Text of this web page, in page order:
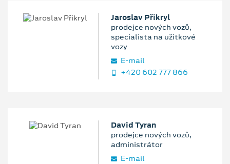
Jaroslav Přikryl
prodejce nových vozů,
specialista na užitkové
vozy
E‑mail
+420 602 777 866
David Tyran
prodejce nových vozů,
administrátor
E‑mail